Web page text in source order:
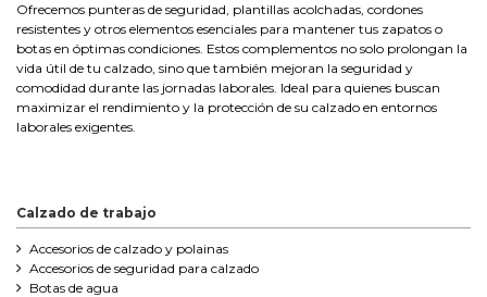
Ofrecemos punteras de seguridad, plantillas acolchadas, cordones
resistentes y otros elementos esenciales para mantener tus zapatos o
botas en óptimas condiciones. Estos complementos no solo prolongan la
vida útil de tu calzado, sino que también mejoran la seguridad y
comodidad durante las jornadas laborales. Ideal para quienes buscan
maximizar el rendimiento y la protección de su calzado en entornos
laborales exigentes.
Calzado de trabajo
Accesorios de calzado y polainas
Accesorios de seguridad para calzado
Botas de agua